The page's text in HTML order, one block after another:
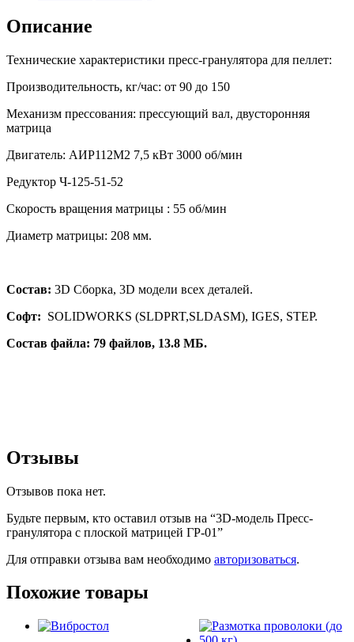
плоской
матрицей
Описание
Технические характеристики пресс-гранулятора для пеллет:
Производительность, кг/час: от 90 до 150
Механизм прессования: прессующий вал, двусторонняя
матрица
Двигатель: АИР112М2 7,5 кВт 3000 об/мин
Редуктор Ч-125-51-52
Скорость вращения матрицы : 55 об/мин
Диаметр матрицы: 208 мм.
Состав: 3D Сборка, 3D модели всех деталей.
Софт: SOLIDWORKS (SLDPRT,SLDASM), IGES, STEP.
Состав файла: 79 файлов, 13.8 МБ.
Отзывы
Отзывов пока нет.
Будьте первым, кто оставил отзыв на “3D-модель Пресс-
гранулятора с плоской матрицей ГР-01”
Для отправки отзыва вам необходимо авторизоваться.
Похожие товары